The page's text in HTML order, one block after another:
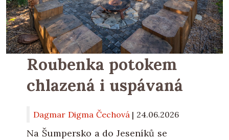
Roubenka potokem
chlazená i uspávaná
Dagmar Digma Čechová | 24.06.2026
Na Šumpersko a do Jeseníků se